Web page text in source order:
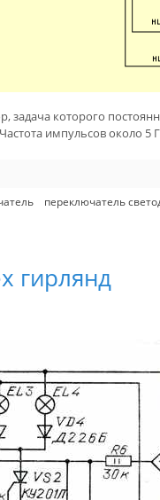
которого
импульсов около 5
переключатель
гирлянд